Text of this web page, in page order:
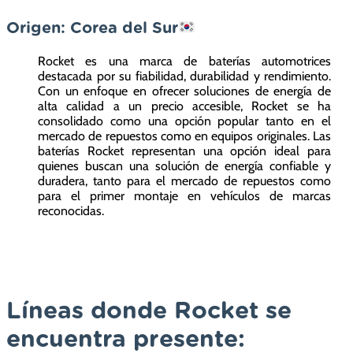
Origen: Corea del Sur
Rocket es una marca de baterías automotrices
destacada por su fiabilidad, durabilidad y rendimiento.
Con un enfoque en ofrecer soluciones de energía de
alta calidad a un precio accesible, Rocket se ha
consolidado como una opción popular tanto en el
mercado de repuestos como en equipos originales. Las
baterías Rocket representan una opción ideal para
quienes buscan una solución de energía confiable y
duradera, tanto para el mercado de repuestos como
para el primer montaje en vehículos de marcas
reconocidas.
Líneas donde Rocket se
encuentra presente: